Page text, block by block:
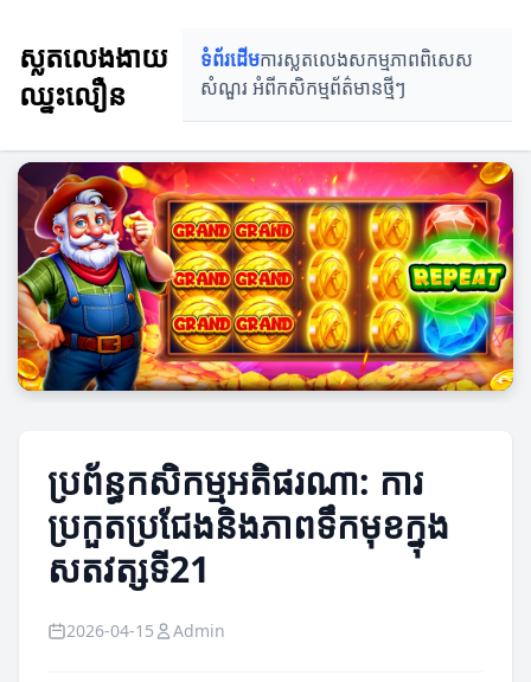
ស្លតលេងងាយ
ឈ្នះលឿន
ទំព័រដើមការស្លតលេងសកម្មភាពពិសេស
សំណួរ អំពីកសិកម្មព័ត៌មានថ្មីៗ
ប្រព័ន្ធកសិកម្មអតិផរណា: ការ
ប្រកួតប្រជែងនិងភាពទឹកមុខក្នុង
សតវត្សទី21
2026-04-15 Admin